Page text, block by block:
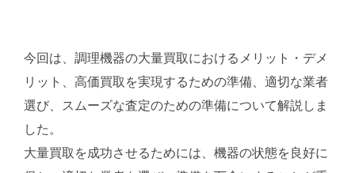
今回は、調理機器の大量買取におけるメリット・デメ
リット、高価買取を実現するための準備、適切な業者
選び、スムーズな査定のための準備について解説しま
した。
大量買取を成功させるためには、機器の状態を良好に